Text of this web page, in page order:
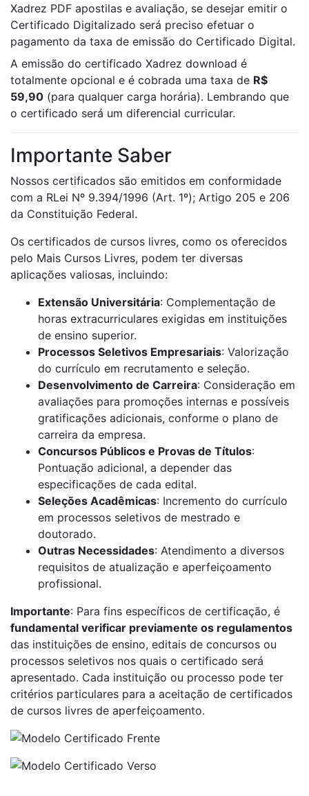
Xadrez PDF apostilas e avaliação, se desejar emitir o
Certificado Digitalizado será preciso efetuar o
pagamento da taxa de emissão do Certificado Digital.
A emissão do certificado Xadrez download é
totalmente opcional e é cobrada uma taxa de R$
59,90 (para qualquer carga horária). Lembrando que
o certificado será um diferencial curricular.
Importante Saber
Nossos certificados são emitidos em conformidade
com a RLei Nº 9.394/1996 (Art. 1º); Artigo 205 e 206
da Constituição Federal.
Os certificados de cursos livres, como os oferecidos
pelo Mais Cursos Livres, podem ter diversas
aplicações valiosas, incluindo:
Extensão Universitária: Complementação de
horas extracurriculares exigidas em instituições
de ensino superior.
Processos Seletivos Empresariais: Valorização
do currículo em recrutamento e seleção.
Desenvolvimento de Carreira: Consideração em
avaliações para promoções internas e possíveis
gratificações adicionais, conforme o plano de
carreira da empresa.
Concursos Públicos e Provas de Títulos:
Pontuação adicional, a depender das
especificações de cada edital.
Seleções Acadêmicas: Incremento do currículo
em processos seletivos de mestrado e
doutorado.
Outras Necessidades: Atendimento a diversos
requisitos de atualização e aperfeiçoamento
profissional.
Importante: Para fins específicos de certificação, é
fundamental verificar previamente os regulamentos
das instituições de ensino, editais de concursos ou
processos seletivos nos quais o certificado será
apresentado. Cada instituição ou processo pode ter
critérios particulares para a aceitação de certificados
de cursos livres de aperfeiçoamento.